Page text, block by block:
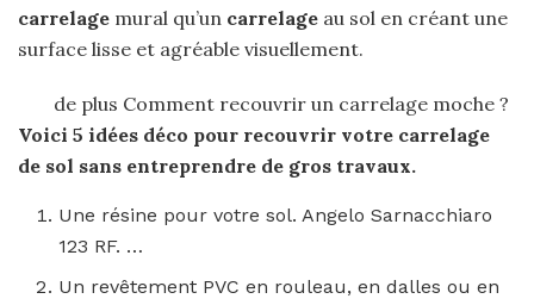
carrelage mural qu’un carrelage au sol en créant une
surface lisse et agréable visuellement.
de plus Comment recouvrir un carrelage moche ?
Voici 5 idées déco pour recouvrir votre carrelage
de sol sans entreprendre de gros travaux.
Une résine pour votre sol. Angelo Sarnacchiaro
123 RF. …
Un revêtement PVC en rouleau, en dalles ou en